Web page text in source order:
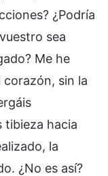
¿Podría
sea
Me he
sin la
tibieza hacia
la
¿No es así?